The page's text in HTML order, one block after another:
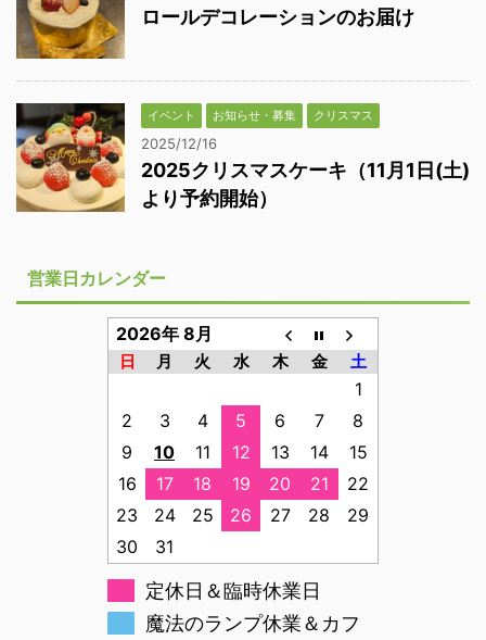
ロールデコレーションのお届け
イベント お知らせ・募集 クリスマス
2025/12/16
2025クリスマスケーキ（11月1日(土)
より予約開始）
営業日カレンダー
2026年 8月
日 月 火 水 木 金 土
1
2
3 4 5 6 7
8
9
10 11 12 13 14
15
16
17 18 19 20 21
22
23
24 25 26 27 28
29
30
31
定休日＆臨時休業日
魔法のランプ休業＆カフ